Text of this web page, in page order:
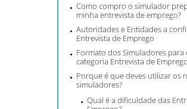
Como compro o simulador
minha entrevista de emprego?
Autoridades e Entidades a
Entrevista de Emprego
Formato dos Simuladores
categoria Entrevista de Emprego
Porque é que deves utilizar os
simuladores?
Qual é a dificuldade das